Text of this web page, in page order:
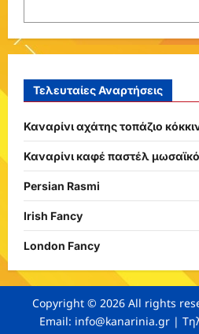
Τελευταίες Αναρτήσεις
Καναρίνι αχάτης τοπάζιο
Καναρίνι καφέ παστέλ μωσαϊκό
Persian Rasmi
Irish Fancy
London Fancy
Copyright © 2026 All rights
Email: info@kanarinia.gr|